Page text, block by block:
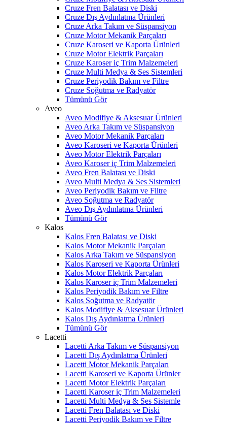
Cruze Fren Balatası ve Diski
Cruze Dış Aydınlatma Ürünleri
Cruze Arka Takım ve Süspansiyon
Cruze Motor Mekanik Parçaları
Cruze Karoseri ve Kaporta Ürünleri
Cruze Motor Elektrik Parçaları
Cruze Karoser iç Trim Malzemeleri
Cruze Multi Medya & Ses Sistemleri
Cruze Periyodik Bakım ve Filtre
Cruze Soğutma ve Radyatör
Tümünü Gör
Aveo
Aveo Modifiye & Aksesuar Ürünleri
Aveo Arka Takım ve Süspansiyon
Aveo Motor Mekanik Parçaları
Aveo Karoseri ve Kaporta Ürünleri
Aveo Motor Elektrik Parçaları
Aveo Karoser iç Trim Malzemeleri
Aveo Fren Balatası ve Diski
Aveo Multi Medya & Ses Sistemleri
Aveo Periyodik Bakım ve Filtre
Aveo Soğutma ve Radyatör
Aveo Dış Aydınlatma Ürünleri
Tümünü Gör
Kalos
Kalos Fren Balatası ve Diski
Kalos Motor Mekanik Parçaları
Kalos Arka Takım ve Süspansiyon
Kalos Karoseri ve Kaporta Ürünleri
Kalos Motor Elektrik Parçaları
Kalos Karoser iç Trim Malzemeleri
Kalos Periyodik Bakım ve Filtre
Kalos Soğutma ve Radyatör
Kalos Modifiye & Aksesuar Ürünleri
Kalos Dış Aydınlatma Ürünleri
Tümünü Gör
Lacetti
Lacetti Arka Takım ve Süspansiyon
Lacetti Dış Aydınlatma Ürünleri
Lacetti Motor Mekanik Parçaları
Lacetti Karoseri ve Kaporta Ürünler
Lacetti Motor Elektrik Parçaları
Lacetti Karoser iç Trim Malzemeleri
Lacetti Multi Medya & Ses Sistemle
Lacetti Fren Balatası ve Diski
Lacetti Periyodik Bakım ve Filtre